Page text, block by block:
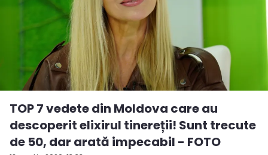
TOP 7 vedete din Moldova care au
descoperit elixirul tinereții! Sunt trecute
de 50, dar arată impecabil - FOTO